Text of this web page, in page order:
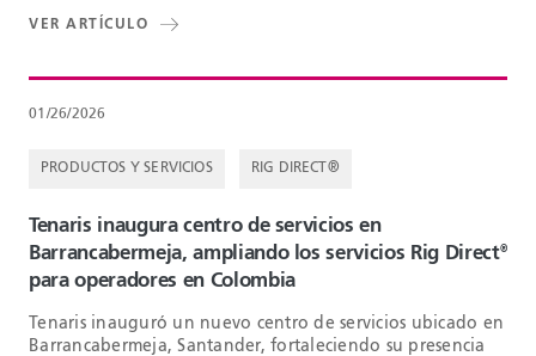
VER ARTÍCULO
01/26/2026
PRODUCTOS Y SERVICIOS RIG DIRECT®
Tenaris inaugura centro de servicios en
Barrancabermeja, ampliando los servicios Rig Direct®
para operadores en Colombia
Tenaris inauguró un nuevo centro de servicios ubicado en
Barrancabermeja, Santander, fortaleciendo su presencia